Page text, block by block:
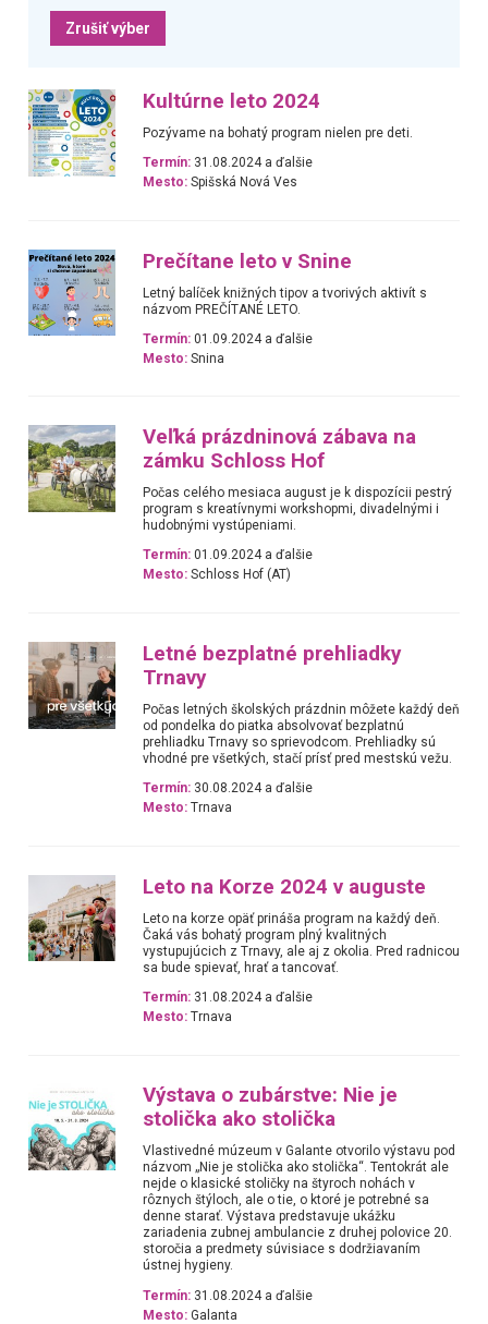
Zrušiť výber
Kultúrne leto 2024
Pozývame na bohatý program nielen pre deti.
Termín: 31.08.2024 a ďalšie
Mesto: Spišská Nová Ves
Prečítane leto v Snine
Letný balíček knižných tipov a tvorivých aktivít s
názvom PREČÍTANÉ LETO.
Termín: 01.09.2024 a ďalšie
Mesto: Snina
Veľká prázdninová zábava na
zámku Schloss Hof
Počas celého mesiaca august je k dispozícii pestrý
program s kreatívnymi workshopmi, divadelnými i
hudobnými vystúpeniami.
Termín: 01.09.2024 a ďalšie
Mesto: Schloss Hof (AT)
Letné bezplatné prehliadky
Trnavy
Počas letných školských prázdnin môžete každý deň
od pondelka do piatka absolvovať bezplatnú
prehliadku Trnavy so sprievodcom. Prehliadky sú
vhodné pre všetkých, stačí prísť pred mestskú vežu.
Termín: 30.08.2024 a ďalšie
Mesto: Trnava
Leto na Korze 2024 v auguste
Leto na korze opäť prináša program na každý deň.
Čaká vás bohatý program plný kvalitných
vystupujúcich z Trnavy, ale aj z okolia. Pred radnicou
sa bude spievať, hrať a tancovať.
Termín: 31.08.2024 a ďalšie
Mesto: Trnava
Výstava o zubárstve: Nie je
stolička ako stolička
Vlastivedné múzeum v Galante otvorilo výstavu pod
názvom „Nie je stolička ako stolička“. Tentokrát ale
nejde o klasické stoličky na štyroch nohách v
rôznych štýloch, ale o tie, o ktoré je potrebné sa
denne starať. Výstava predstavuje ukážku
zariadenia zubnej ambulancie z druhej polovice 20.
storočia a predmety súvisiace s dodržiavaním
ústnej hygieny.
Termín: 31.08.2024 a ďalšie
Mesto: Galanta